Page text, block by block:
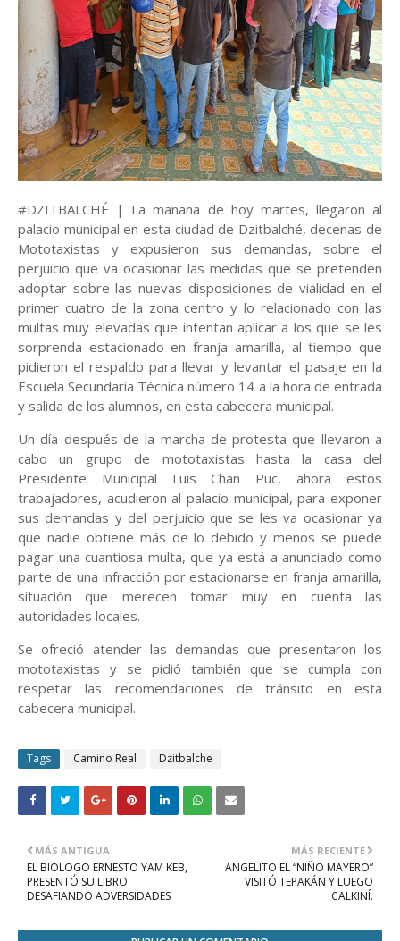
#DZITBALCHÉ | La mañana de hoy martes, llegaron al
palacio municipal en esta ciudad de Dzitbalché, decenas de
Mototaxistas y expusieron sus demandas, sobre el
perjuicio que va ocasionar las medidas que se pretenden
adoptar sobre las nuevas disposiciones de vialidad en el
primer cuatro de la zona centro y lo relacionado con las
multas muy elevadas que intentan aplicar a los que se les
sorprenda estacionado en franja amarilla, al tiempo que
pidieron el respaldo para llevar y levantar el pasaje en la
Escuela Secundaria Técnica número 14 a la hora de entrada
y salida de los alumnos, en esta cabecera municipal.
Un día después de la marcha de protesta que llevaron a
cabo un grupo de mototaxistas hasta la casa del
Presidente Municipal Luis Chan Puc, ahora estos
trabajadores, acudieron al palacio municipal, para exponer
sus demandas y del perjuicio que se les va ocasionar ya
que nadie obtiene más de lo debido y menos se puede
pagar una cuantiosa multa, que ya está a anunciado como
parte de una infracción por estacionarse en franja amarilla,
situación que merecen tomar muy en cuenta las
autoridades locales.
Se ofreció atender las demandas que presentaron los
mototaxistas y se pidió también que se cumpla con
respetar las recomendaciones de tránsito en esta
cabecera municipal.
Tags Camino Real Dzitbalche
MÁS RECIENTE
ANGELITO EL “NIÑO MAYERO”
VISITÓ TEPAKÁN Y LUEGO
CALKINÍ.
MÁS ANTIGUA
EL BIOLOGO ERNESTO YAM KEB,
PRESENTÓ SU LIBRO:
DESAFIANDO ADVERSIDADES